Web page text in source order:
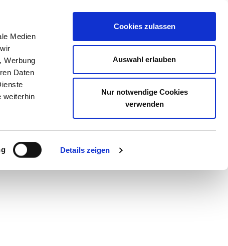
Medien
Werbung
Daten
weiterhin
Details zeigen
Cookies zulassen
Auswahl erlauben
Nur notwendige Cookies
verwenden